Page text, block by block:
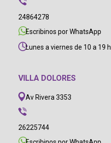
24864278
Escribinos por WhatsApp
Lunes a viernes de 10 a 19 h
VILLA DOLORES
Av Rivera 3353
26225744